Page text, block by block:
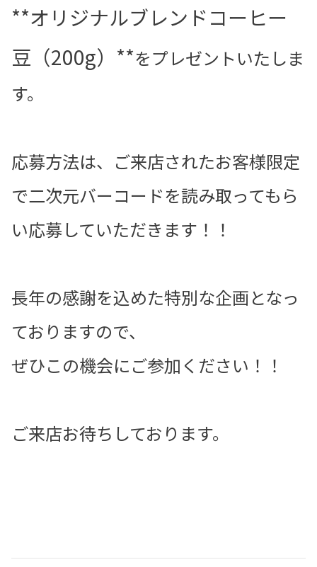
**オリジナルブレンドコーヒー
豆（200g）**をプレゼントいたしま
す。
応募方法は、ご来店されたお客様限定
で二次元バーコードを読み取ってもら
い応募していただきます！！
長年の感謝を込めた特別な企画となっ
ておりますので、
ぜひこの機会にご参加ください！！
ご来店お待ちしております。